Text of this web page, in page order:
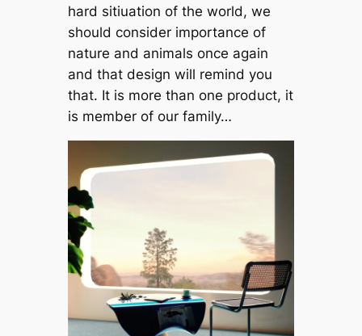
hard sitiuation of the world, we
should consider importance of
nature and animals once again
and that design will remind you
that. It is more than one product, it
is member of our family…